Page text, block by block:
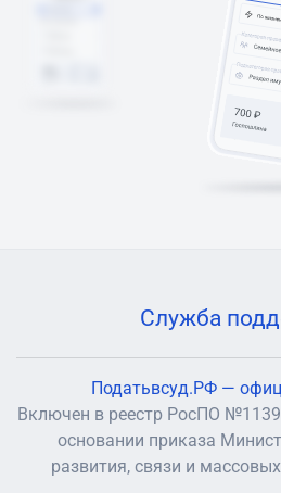
Служба
Податьвсуд.РФ —
Включен в реестр РосПО
основании приказа
развития, связи и